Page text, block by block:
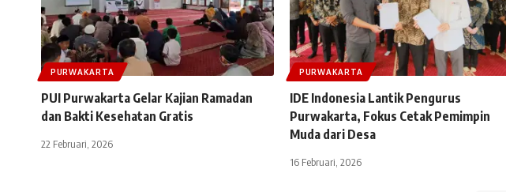
PURWAKARTA
PUI Purwakarta Gelar Kajian Ramadan
dan Bakti Kesehatan Gratis
22 Februari, 2026
PURWAKARTA
IDE Indonesia Lantik Pengurus
Purwakarta, Fokus Cetak Pemimpin
Muda dari Desa
16 Februari, 2026